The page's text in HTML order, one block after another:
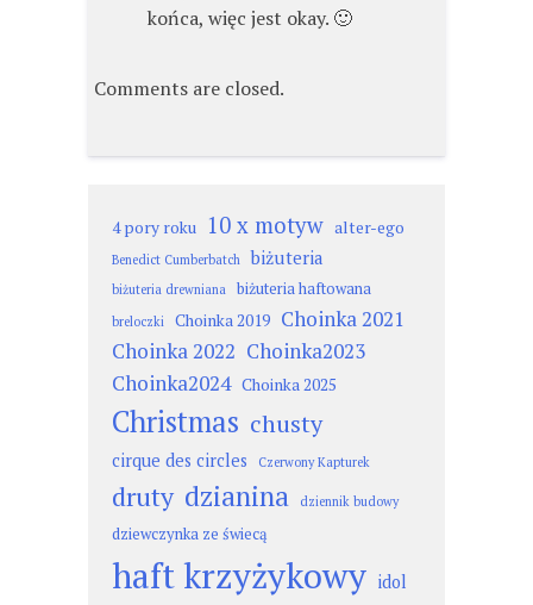
końca, więc jest okay. 🙂
Comments are closed.
4 pory roku 10 x motyw alter-ego
Benedict Cumberbatch biżuteria
biżuteria drewniana biżuteria haftowana
breloczki Choinka 2019 Choinka 2021
Choinka 2022 Choinka2023
Choinka2024 Choinka 2025
Christmas chusty
cirque des circles Czerwony Kapturek
druty dzianina dziennik budowy
dziewczynka ze świecą
haft krzyżykowy idol